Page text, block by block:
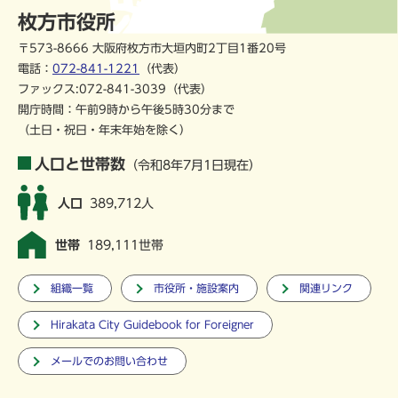
枚方市役所
〒573-8666 大阪府枚方市大垣内町2丁目1番20号
電話： 072-841-1221
（代表）
ファックス:072-841-3039（代表）
開庁時間：午前9時から午後5時30分まで
（土日・祝日・年末年始を除く）
人口と世帯数 （令和8年7月1日現在）
人口 389,712人
世帯 189,111世帯
組織一覧 市役所・施設案内 関連リンク
Hirakata City Guidebook for Foreigner
メールでのお問い合わせ